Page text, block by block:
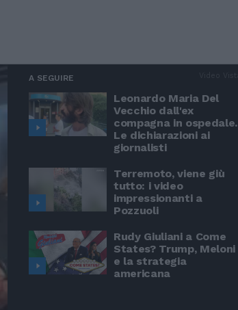
A SEGUIRE
Leonardo Maria Del
Vecchio dall'ex
compagna in ospedale.
Le dichiarazioni ai
giornalisti
Terremoto, viene giù
tutto: i video
impressionanti a
Pozzuoli
Rudy Giuliani a Come
States? Trump, Meloni
e la strategia
americana